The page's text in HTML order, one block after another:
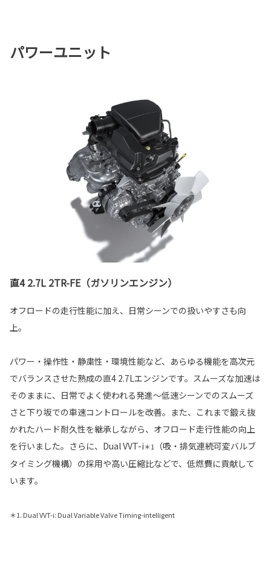
パワーユニット
直4 2.7L 2TR-FE（ガソリンエンジン）
オフロードの走行性能に加え、日常シーンでの扱いやすさも向
上。
パワー・操作性・静粛性・環境性能など、あらゆる機能を高次元
でバランスさせた熟成の直4 2.7Lエンジンです。スムーズな加速は
そのままに、日常でよく使われる発進〜低速シーンでのスムーズ
さと下り坂での車速コントロールを改善。また、これまで鍛え抜
かれたハード耐久性を継承しながら、オフロード走行性能の向上
を行いました。さらに、Dual VVT-i＊1
（吸・排気連続可変バルブ
タイミング機構）の採用や高い圧縮比などで、低燃費に貢献して
います。
＊1. Dual VVT-i: Dual Variable Valve Timing-intelligent